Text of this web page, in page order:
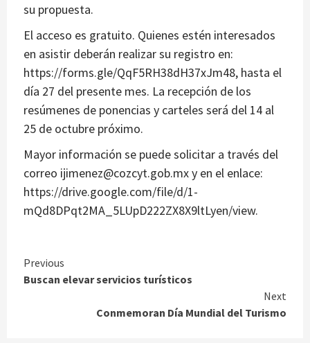
su propuesta.
El acceso es gratuito. Quienes estén interesados
en asistir deberán realizar su registro en:
https://forms.gle/QqF5RH38dH37xJm48, hasta el
día 27 del presente mes. La recepción de los
resúmenes de ponencias y carteles será del 14 al
25 de octubre próximo.
Mayor información se puede solicitar a través del
correo ijimenez@cozcyt.gob.mx y en el enlace:
https://drive.google.com/file/d/1-
mQd8DPqt2MA_5LUpD222ZX8X9ltLyen/view.
Continue
Previous
Buscan elevar servicios turísticos
Next
Conmemoran Día Mundial del Turismo